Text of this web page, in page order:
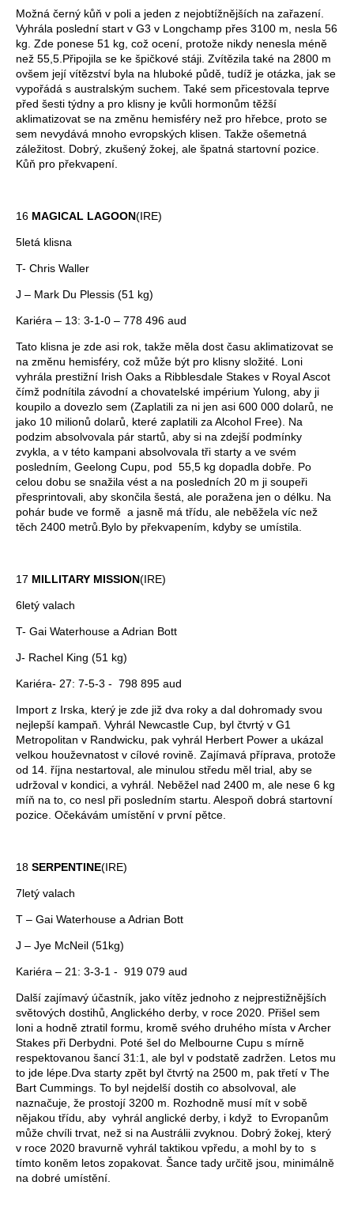
Možná černý kůň v poli a jeden z nejobtížnějších na zařazení.
Vyhrála poslední start v G3 v Longchamp přes 3100 m, nesla 56
kg. Zde ponese 51 kg, což ocení, protože nikdy nenesla méně
než 55,5.Připojila se ke špičkové stáji. Zvítězila také na 2800 m
ovšem její vítězství byla na hluboké půdě, tudíž je otázka, jak se
vypořádá s australským suchem. Také sem přicestovala teprve
před šesti týdny a pro klisny je kvůli hormonům těžší
aklimatizovat se na změnu hemisféry než pro hřebce, proto se
sem nevydává mnoho evropských klisen. Takže ošemetná
záležitost. Dobrý, zkušený žokej, ale špatná startovní pozice.
Kůň pro překvapení.
16 MAGICAL LAGOON(IRE)
5letá klisna
T- Chris Waller
J – Mark Du Plessis (51 kg)
Kariéra – 13: 3-1-0 – 778 496 aud
Tato klisna je zde asi rok, takže měla dost času aklimatizovat se
na změnu hemisféry, což může být pro klisny složité. Loni
vyhrála prestižní Irish Oaks a Ribblesdale Stakes v Royal Ascot
čímž podnítila závodní a chovatelské impérium Yulong, aby ji
koupilo a dovezlo sem (Zaplatili za ni jen asi 600 000 dolarů, ne
jako 10 milionů dolarů, které zaplatili za Alcohol Free). Na
podzim absolvovala pár startů, aby si na zdejší podmínky
zvykla, a v této kampani absolvovala tři starty a ve svém
posledním, Geelong Cupu, pod 55,5 kg dopadla dobře. Po
celou dobu se snažila vést a na posledních 20 m ji soupeři
přesprintovali, aby skončila šestá, ale poražena jen o délku. Na
pohár bude ve formě a jasně má třídu, ale neběžela víc než
těch 2400 metrů.Bylo by překvapením, kdyby se umístila.
17 MILLITARY MISSION(IRE)
6letý valach
T- Gai Waterhouse a Adrian Bott
J- Rachel King (51 kg)
Kariéra- 27: 7-5-3 - 798 895 aud
Import z Irska, který je zde již dva roky a dal dohromady svou
nejlepší kampaň. Vyhrál Newcastle Cup, byl čtvrtý v G1
Metropolitan v Randwicku, pak vyhrál Herbert Power a ukázal
velkou houževnatost v cílové rovině. Zajímavá příprava, protože
od 14. října nestartoval, ale minulou středu měl trial, aby se
udržoval v kondici, a vyhrál. Neběžel nad 2400 m, ale nese 6 kg
míň na to, co nesl při posledním startu. Alespoň dobrá startovní
pozice. Očekávám umístění v první pětce.
18 SERPENTINE(IRE)
7letý valach
T – Gai Waterhouse a Adrian Bott
J – Jye McNeil (51kg)
Kariéra – 21: 3-3-1 - 919 079 aud
Další zajímavý účastník, jako vítěz jednoho z nejprestižnějších
světových dostihů, Anglického derby, v roce 2020. Přišel sem
loni a hodně ztratil formu, kromě svého druhého místa v Archer
Stakes při Derbydni. Poté šel do Melbourne Cupu s mírně
respektovanou šancí 31:1, ale byl v podstatě zadržen. Letos mu
to jde lépe.Dva starty zpět byl čtvrtý na 2500 m, pak třetí v The
Bart Cummings. To byl nejdelší dostih co absolvoval, ale
naznačuje, že prostojí 3200 m. Rozhodně musí mít v sobě
nějakou třídu, aby vyhrál anglické derby, i když to Evropanům
může chvíli trvat, než si na Austrálii zvyknou. Dobrý žokej, který
v roce 2020 bravurně vyhrál taktikou vpředu, a mohl by to s
tímto koněm letos zopakovat. Šance tady určitě jsou, minimálně
na dobré umístění.